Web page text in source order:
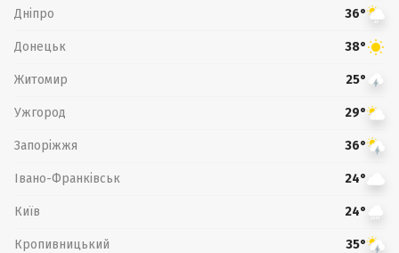
Дніпро 36°
Донецьк 38°
Житомир 25°
Ужгород 29°
Запоріжжя 36°
Івано-Франківськ 24°
Київ 24°
Кропивницький 35°